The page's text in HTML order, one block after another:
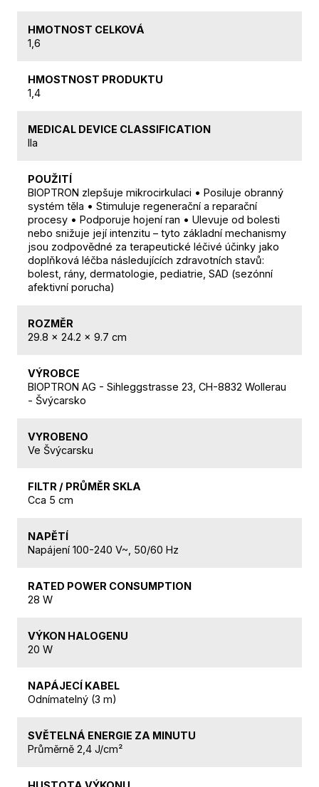
HMOTNOST CELKOVÁ
1,6
HMOSTNOST PRODUKTU
1,4
MEDICAL DEVICE CLASSIFICATION
IIa
POUŽITÍ
BIOPTRON zlepšuje mikrocirkulaci • Posiluje obranný
systém těla • Stimuluje regenerační a reparační
procesy • Podporuje hojení ran • Ulevuje od bolesti
nebo snižuje její intenzitu – tyto základní mechanismy
jsou zodpovědné za terapeutické léčivé účinky jako
doplňková léčba následujících zdravotních stavů:
bolest, rány, dermatologie, pediatrie, SAD (sezónní
afektivní porucha)
ROZMĚR
29.8 x 24.2 x 9.7 cm
VÝROBCE
BIOPTRON AG - Sihleggstrasse 23, CH-8832 Wollerau
- Švýcarsko
VYROBENO
Ve Švýcarsku
FILTR / PRŮMĚR SKLA
Cca 5 cm
NAPĚTÍ
Napájení 100-240 V~, 50/60 Hz
RATED POWER CONSUMPTION
28 W
VÝKON HALOGENU
20 W
NAPÁJECÍ KABEL
Odnímatelný (3 m)
SVĚTELNÁ ENERGIE ZA MINUTU
Průměrně 2,4 J/cm²